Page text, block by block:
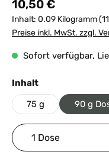
10,50 €
Inhalt: 0.09 Kilogramm
Preise inkl. MwSt. zzgl.
Sofort verfügbar,
Inhaltauswählen
75 g 90 g
Produkt Anzahl: